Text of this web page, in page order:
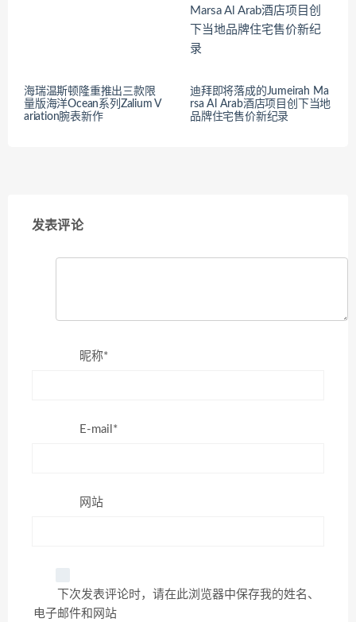
海瑞温斯顿隆重推出三款限
量版海洋Ocean系列Zalium V
ariation腕表新作
迪拜即将落成的Jumeirah Ma
rsa Al Arab酒店项目创下当地
品牌住宅售价新纪录
发表评论
昵称*
E-mail*
网站
下次发表评论时，请在此浏览器中保存我的姓名、
电子邮件和网站